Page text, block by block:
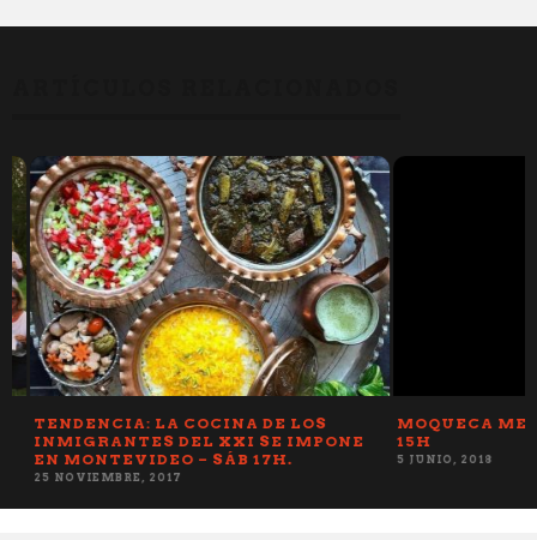
TENDENCIA: LA COCINA DE LOS
INMIGRANTES DEL XXI SE IMPONE
EN MONTEVIDEO – SÁB 17H.
25 NOVIEMBRE, 2017
MOQUECA
15H
5 JUNIO, 2018